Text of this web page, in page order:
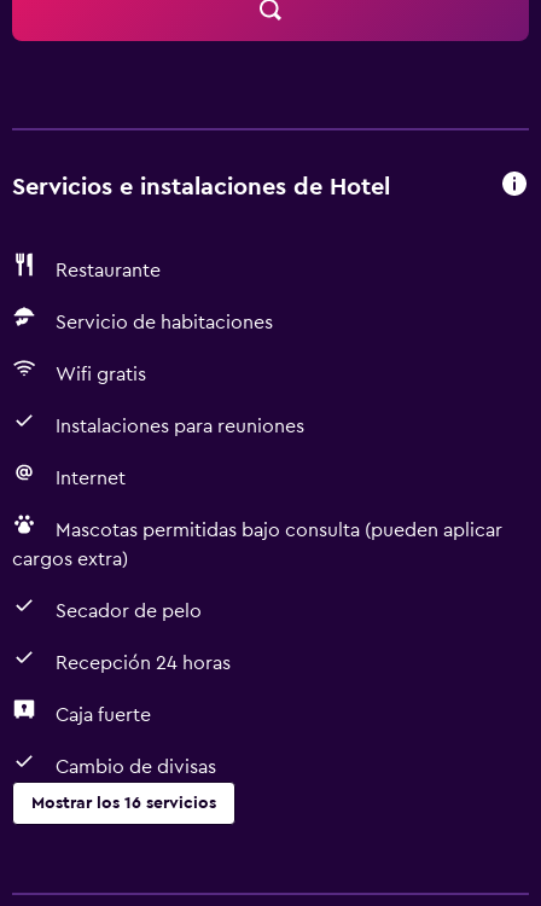
Servicios e instalaciones de Hotel
Restaurante
Servicio de habitaciones
Wifi gratis
Instalaciones para reuniones
Internet
Mascotas permitidas bajo consulta (pueden aplicar
cargos extra)
Secador de pelo
Recepción 24 horas
Caja fuerte
Cambio de divisas
Mostrar los 16 servicios
Servicio de habitaciones